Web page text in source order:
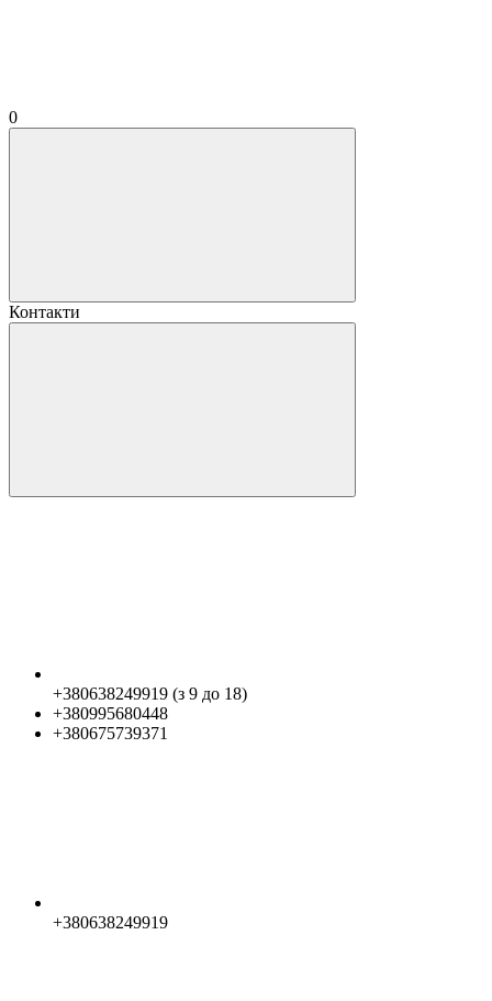
0
Контакти
+380638249919 (з 9 до 18)
+380995680448
+380675739371
+380638249919